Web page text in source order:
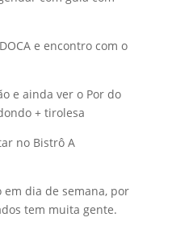
e encontro com o
ainda ver o Por do
+ tirolesa
no Bistrô A
dia de semana, por
tem muita gente.